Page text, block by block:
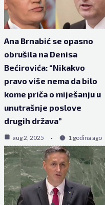
Ana Brnabić se opasno
obrušila na Denisa
Bećirovića: “Nikakvo
pravo više nema da bilo
kome priča o miješanju u
unutrašnje poslove
drugih država”
aug 2, 2025 1 godina ago